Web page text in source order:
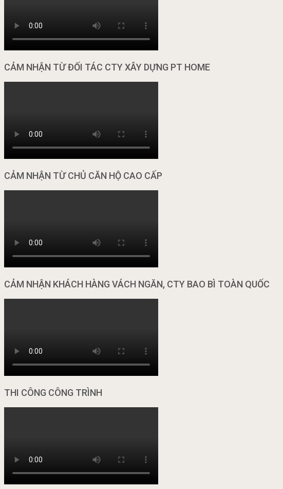
CẢM NHẬN TỪ ĐỐI TÁC CTY XÂY DỰNG PT HOME
CẢM NHẬN TỪ CHỦ CĂN HỘ CAO CẤP
CẢM NHẬN KHÁCH HÀNG VÁCH NGĂN, CTY BAO BÌ TOÀN QUỐC
THI CÔNG CÔNG TRÌNH